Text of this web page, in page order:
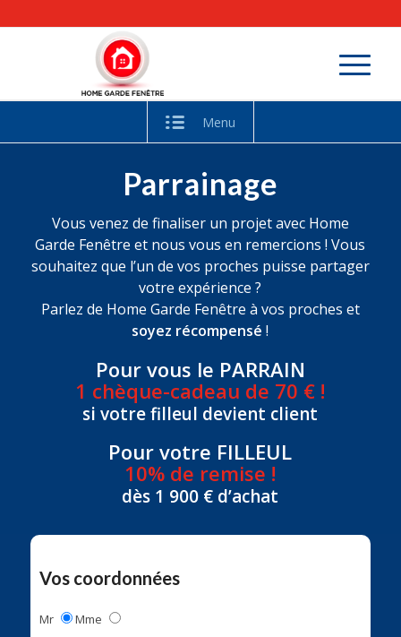
Menu
Parrainage
Vous venez de finaliser un projet avec Home
Garde Fenêtre et nous vous en remercions ! Vous
souhaitez que l’un de vos proches puisse partager
votre expérience ?
Parlez de Home Garde Fenêtre à vos proches et
soyez récompensé !
Pour vous le PARRAIN
1 chèque-cadeau de 70 € !
si votre filleul devient client
Pour votre FILLEUL
10% de remise !
dès 1 900 € d’achat
Vos coordonnées
Mr Mme